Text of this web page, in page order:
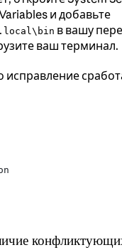
и добавьте
в вашу
ваш терминал.
исправление